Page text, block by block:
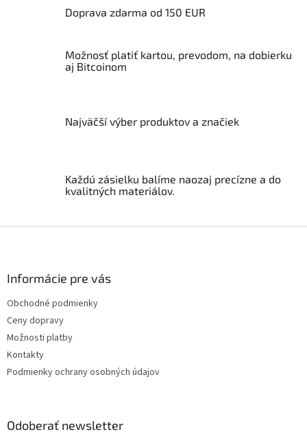
á
c
v
ý
p
i
u
Doprava zdarma od 150 EUR
Možnosť platiť kartou, prevodom, na dobierku
aj Bitcoinom
Najväčší výber produktov a značiek
Každú zásielku balíme naozaj precízne a do
kvalitných materiálov.
Informácie pre vás
Obchodné podmienky
Ceny dopravy
Možnosti platby
Kontakty
Podmienky ochrany osobných údajov
Odoberať newsletter